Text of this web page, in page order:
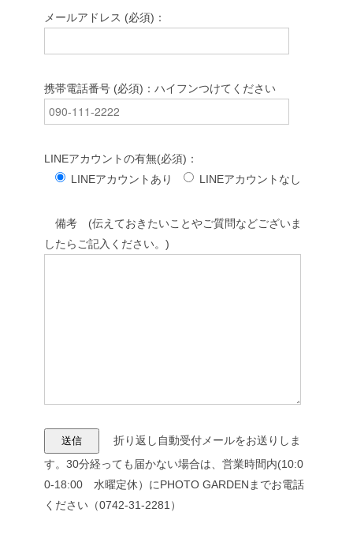
メールアドレス (必須)：
携帯電話番号 (必須)：ハイフンつけてください
LINEアカウントの有無(必須)：
LINEアカウントあり
LINEアカウントなし
備考 (伝えておきたいことやご質問などございま
したらご記入ください。)
折り返し自動受付メールをお送りしま
す。30分経っても届かない場合は、営業時間内(10:0
0-18:00 水曜定休）にPHOTO GARDENまでお電話
ください（0742-31-2281）